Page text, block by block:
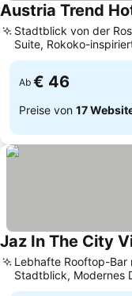
Austria Trend
Stadtblick von der
Suite, Rokoko-
Zimmerdesign
Ab € 46
Preise von 17
Jaz In The City
Lebhafte Rooftop-Bar
Stadtblick, Modernes
künstlerischem Flair